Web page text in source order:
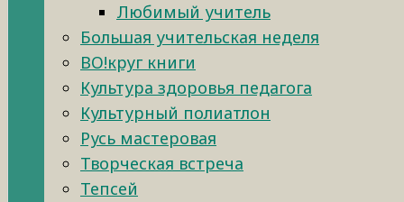
Любимый учитель
Большая учительская неделя
ВО!круг книги
Культура здоровья педагога
Культурный полиатлон
Русь мастеровая
Творческая встреча
Тепсей